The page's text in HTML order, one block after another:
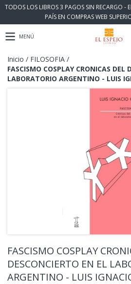
TODOS LOS LIBROS 3 PAGOS SIN RECARGO -
PAÍS EN COMPRAS WEB
MENÚ
Inicio / FILOSOFIA /
FASCISMO COSPLAY CRONICAS DEL
LABORATORIO ARGENTINO - LUIS
FASCISMO COSPLAY
DESCONCIERTO EN EL
ARGENTINO - LUIS